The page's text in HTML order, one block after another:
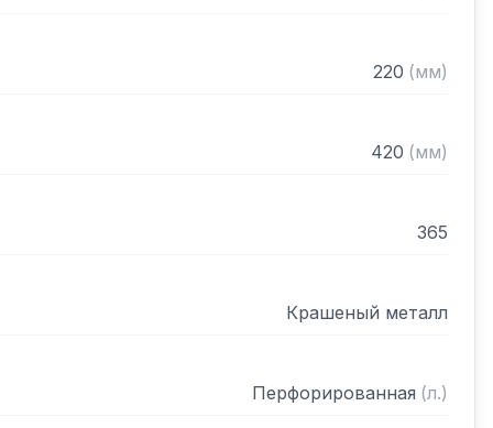
220 (мм)
420 (мм)
365
Крашеный металл
Перфорированная (л.)